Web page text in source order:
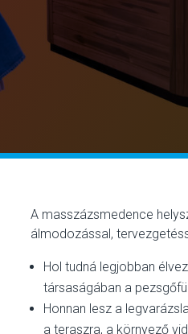
A masszázsmedence
álmodozással,
Hol tudná legjobban
társaságában a
Honnan lesz a
a teraszra, a környező